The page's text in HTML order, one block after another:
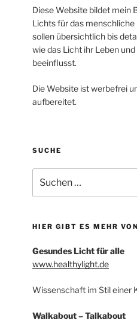
Diese Website bildet mein
Lichts für das menschliche
sollen übersichtlich bis
wie das Licht ihr Leben
beeinflusst.
Die Website ist werbefrei
aufbereitet.
SUCHE
nach:
HIER GIBT ES MEHR
Gesundes Licht für alle
www.healthylight.de
Wissenschaft im Stil einer
Walkabout – Talkabout